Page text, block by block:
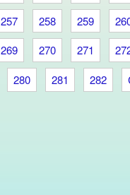
257 258 259
269 270 271
280 281 282